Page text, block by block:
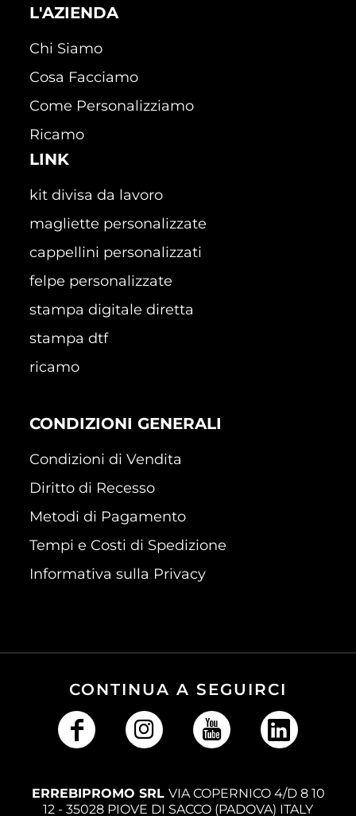
L'AZIENDA
Chi Siamo
Cosa Facciamo
Come Personalizziamo
Ricamo
LINK
kit divisa da lavoro
magliette personalizzate
cappellini personalizzati
felpe personalizzate
stampa digitale diretta
stampa dtf
ricamo
CONDIZIONI GENERALI
Condizioni di Vendita
Diritto di Recesso
Metodi di Pagamento
Tempi e Costi di Spedizione
Informativa sulla Privacy
CONTINUA A SEGUIRCI
ERREBIPROMO SRL VIA COPERNICO 4/D 8 10
12 - 35028 PIOVE DI SACCO (PADOVA) ITALY